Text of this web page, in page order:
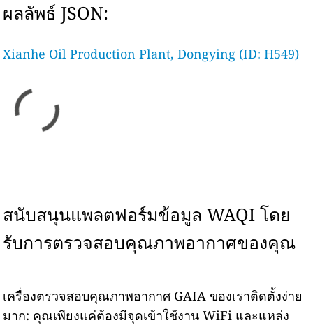
ผลลัพธ์ JSON:
Xianhe Oil Production Plant, Dongying (ID: H549)
สนับสนุนแพลตฟอร์มข้อมูล WAQI โดย
รับการตรวจสอบคุณภาพอากาศของคุณ
เครื่องตรวจสอบคุณภาพอากาศ GAIA ของเราติดตั้งง่าย
มาก: คุณเพียงแค่ต้องมีจุดเข้าใช้งาน WiFi และแหล่ง